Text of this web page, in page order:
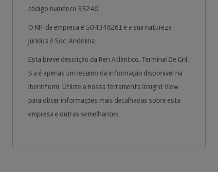
código numérico 35240.
O NIF da empresa é 504346261 e a sua natureza
jurídica é Soc. Anónima.
Esta breve descrição da Ren Atlântico, Terminal De Gnl,
S.a é apenas um resumo da informação disponível na
Iberinform. Utilize a nossa ferramenta Insight View
para obter informações mais detalhadas sobre esta
empresa e outras semelhantes.